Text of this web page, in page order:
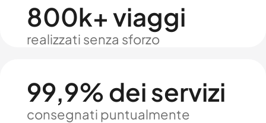
800k+ viaggi
realizzati senza sforzo
99,9% dei servizi
consegnati puntualmente